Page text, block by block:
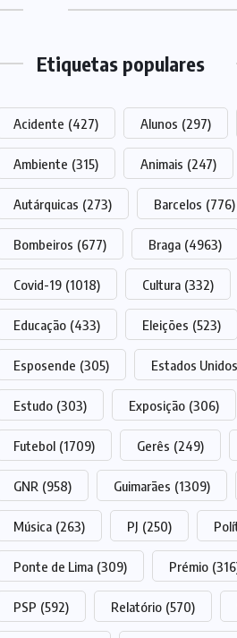
Etiquetas populares
Acidente (427) Alunos (297)
Ambiente (315) Animais (247)
Autárquicas (273) Barcelos (776)
Bombeiros (677) Braga (4963)
Covid-19 (1018) Cultura (332)
Educação (433) Eleições (523)
Esposende (305) Estados Unidos
Estudo (303) Exposição (306)
Futebol (1709) Gerês (249)
GNR (958) Guimarães (1309)
Música (263) PJ (250)
Ponte de Lima (309) Prémio
PSP (592) Relatório (570)